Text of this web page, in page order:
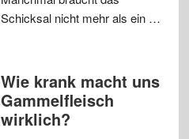
Schicksal nicht mehr als ein …
Wie krank macht uns
Gammelfleisch
wirklich?